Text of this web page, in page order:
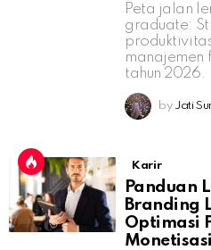
Peta jalan
graduate:
manajemen
tahun 2026.
by Jati
Karir
Panduan
Branding
Optimasi